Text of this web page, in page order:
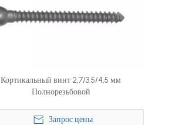
Кортикальный винт 2,7/3,5/4,5 мм
Полнорезьбовой
Запрос цены